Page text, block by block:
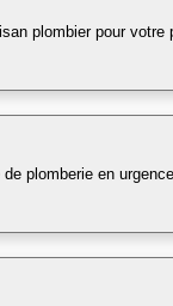
plombier pour votre
de plomberie en